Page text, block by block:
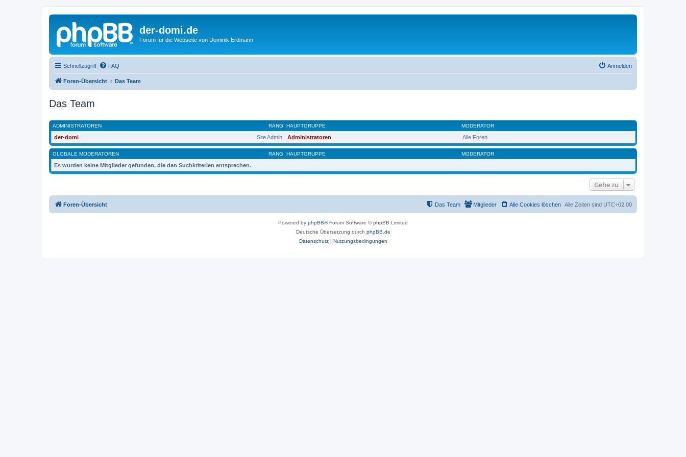
der-domi.de
Forum für die Webseite von Dominik Erdmann
Schnellzugriff FAQ Anmelden
Foren-Übersicht Das Team
Das Team
RANG
ADMINISTRATOREN HAUPTGRUPPE MODERATOR
Site Admin
der-domi Administratoren Alle Foren
RANG
GLOBALE MODERATOREN HAUPTGRUPPE MODERATOR
Es wurden keine Mitglieder gefunden, die den Suchkriterien entsprechen.
Gehe zu
Foren-Übersicht Alle Zeiten sind UTC+02:00
Alle Cookies löschen
Mitglieder
Das Team
Powered by phpBB® Forum Software © phpBB Limited
Deutsche Übersetzung durch phpBB.de
Datenschutz| Nutzungsbedingungen